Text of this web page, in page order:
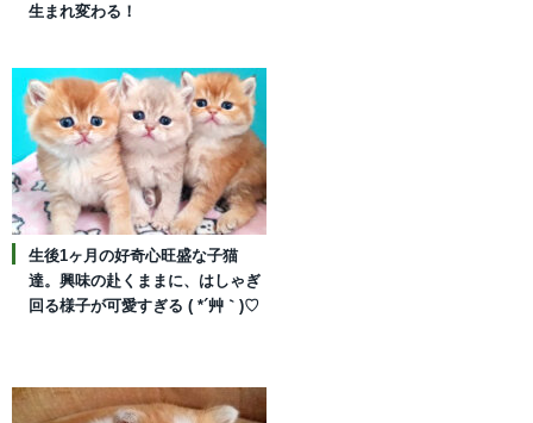
生まれ変わる！
生後1ヶ月の好奇心旺盛な子猫
達。興味の赴くままに、はしゃぎ
回る様子が可愛すぎる ( *´艸｀)♡